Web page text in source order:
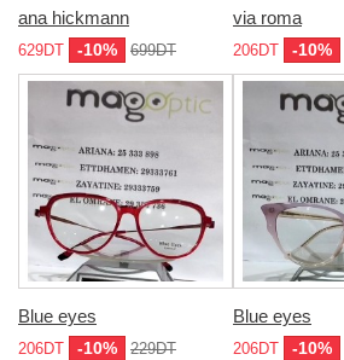
ana hickmann
629DT -10% 699DT
via roma
206DT -10%
Blue eyes
206DT -10% 229DT
Blue eyes
206DT -10%